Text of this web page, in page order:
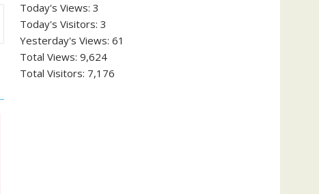
Today's Views: 3
Today's Visitors: 3
Yesterday's Views: 61
Total Views: 9,624
Total Visitors: 7,176